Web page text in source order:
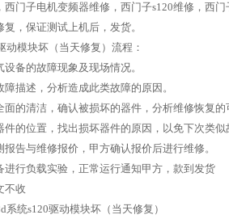
西门子电机变频器维修，西门子s120维修，西
，保证测试上机后，发货。
动模块坏（当天修复）流程：
备的故障现象及现场情况。
描述，分析造成此类故障的原因。
的清洁，确认被损坏的器件，分析维修恢复的
的位置，找出损坏器件的原因，以免下次类似
告与维修报价，甲方确认报价后进行维修。
进行负载实验，正常运行通知甲方，款到发货
不收
统s120驱动模块坏（当天修复）